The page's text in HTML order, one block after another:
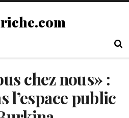
chez nous» :
l’espace public